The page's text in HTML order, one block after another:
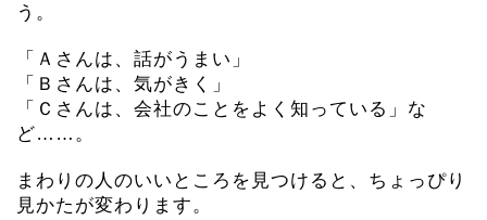
う。
「Ａさんは、話がうまい」
「Ｂさんは、気がきく」
「Ｃさんは、会社のことをよく知っている」な
ど……。
まわりの人のいいところを見つけると、ちょっぴり
見かたが変わります。